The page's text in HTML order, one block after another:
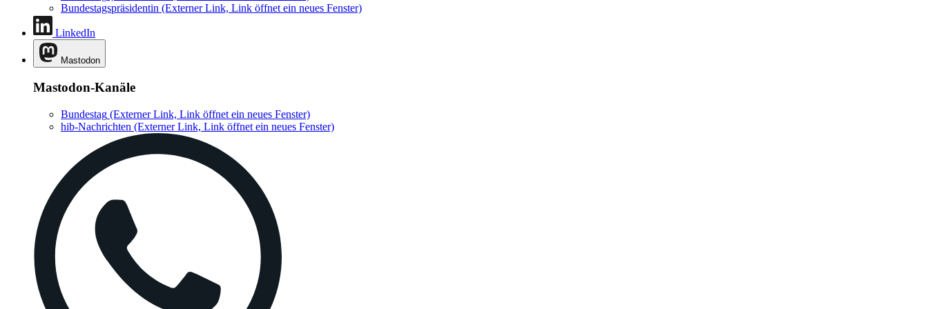
Bundestagspräsidentin (Externer Link, Link öffnet ein neues Fenster)
LinkedIn
Mastodon
Mastodon-Kanäle
Bundestag (Externer Link, Link öffnet ein neues Fenster)
hib-Nachrichten (Externer Link, Link öffnet ein neues Fenster)